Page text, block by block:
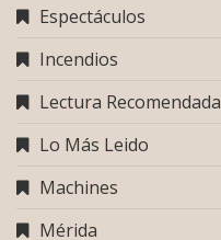
Espectáculos
Incendios
Lectura Recomendada
Lo Más Leido
Machines
Mérida